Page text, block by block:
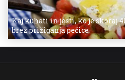
Kaj kuhati in jesti, ko je skoraj
brez prižiganja pečice